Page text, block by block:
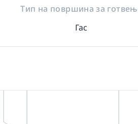
Тип на површина за
Гас